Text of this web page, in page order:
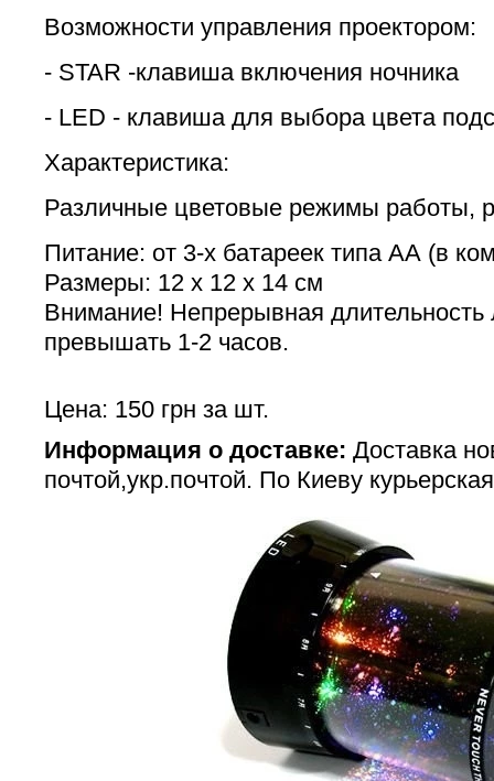
Возможности управления проектором:
- STAR -клавиша включения ночника
- LED - клавиша для выбора цвета
Характеристика:
Различные цветовые режимы работы,
Питание: от 3-х батареек типа АА (в
Размеры: 12 x 12 x 14 см
Внимание! Непрерывная
превышать 1-2 часов.
Цена: 150 грн за шт.
Информация о доставке: Доставка
почтой,укр.почтой. По Киеву